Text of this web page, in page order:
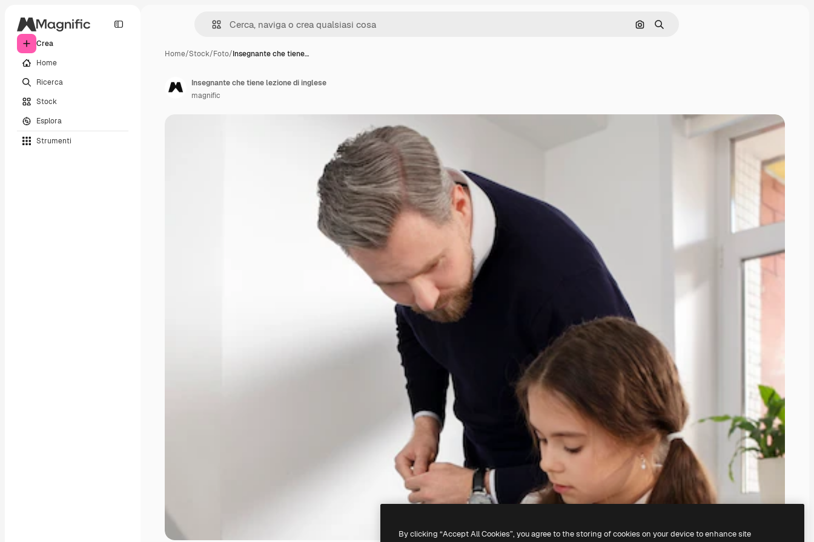
Crea
Home
Ricerca
Stock
Esplora
Strumenti
Cerca per immagine
Ricerca
Home/Stock/Foto/Insegnante che tiene…
Insegnante che tiene lezione di inglese
magnific
By clicking “Accept All Cookies”, you agree to the storing of cookies on your device to enhance site